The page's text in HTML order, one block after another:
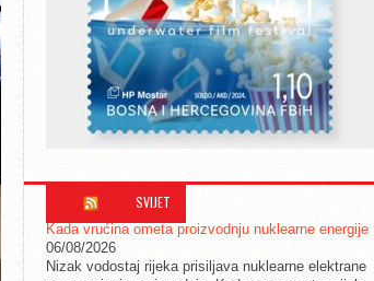
SVIJET
Kada vrućina ometa proizvodnju nuklearne energije
06/08/2026
Nizak vodostaj rijeka prisiljava nuklearne elektrane